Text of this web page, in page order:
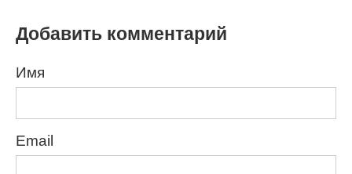
Добавить комментарий
Имя
Email